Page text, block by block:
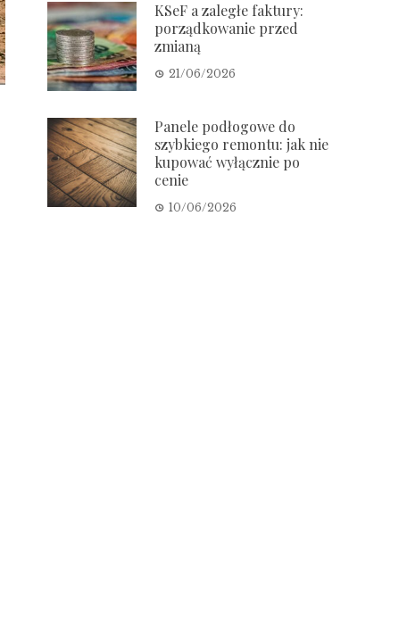
KSeF a zaległe faktury:
porządkowanie przed
zmianą
21/06/2026
Panele podłogowe do
szybkiego remontu: jak nie
kupować wyłącznie po
cenie
10/06/2026